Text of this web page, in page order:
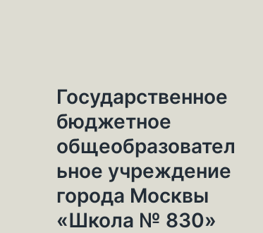
Государственное
бюджетное
общеобразовател
ьное учреждение
города Москвы
«Школа № 830»